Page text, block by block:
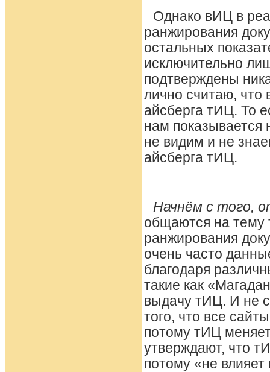
Однако вИЦ в
ранжирования
остальных
исключительно
подтверждены
лично считаю, что
айсберга тИЦ. То
нам показывается
не видим и не
айсберга тИЦ.
Начнём с того,
общаются на тему
ранжирования
очень часто
благодаря
такие как
выдачу тИЦ. И не
того, что все
потому тИЦ
утверждают, что
потому «не